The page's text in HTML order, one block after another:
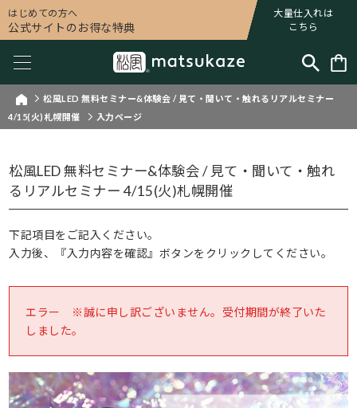
はじめての方へ
公式サイトのお得な特典
大量仕入れは
こちら
松風LED 無料セミナー&体験会 / 見て・聞いて・触れるリアルセミナー
4/15(火)札幌開催
入力ページ
松風LED 無料セミナー&体験会 / 見て・聞いて・触れ
るリアルセミナー 4/15(火)札幌開催
下記項目をご記入ください。
入力後、『入力内容を確認』ボタンをクリックしてください。
エラー ※誠に申し訳ございません。受付期間が終了いた
しました。